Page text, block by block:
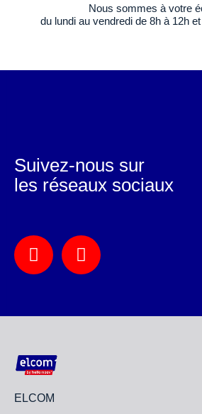
Nous sommes à votre
du lundi au vendredi de 8h à 12h
ELCOM
Suivez-nous sur
les réseaux sociaux